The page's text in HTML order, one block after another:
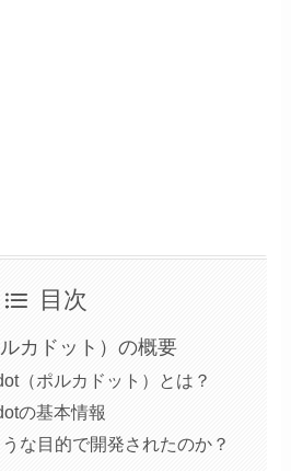
目次
カドット）の概要
（ポルカドット）とは？
の基本情報
な目的で開発されたのか？